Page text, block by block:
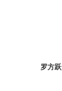
罗方跃